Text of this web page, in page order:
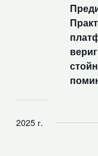
2025 г.